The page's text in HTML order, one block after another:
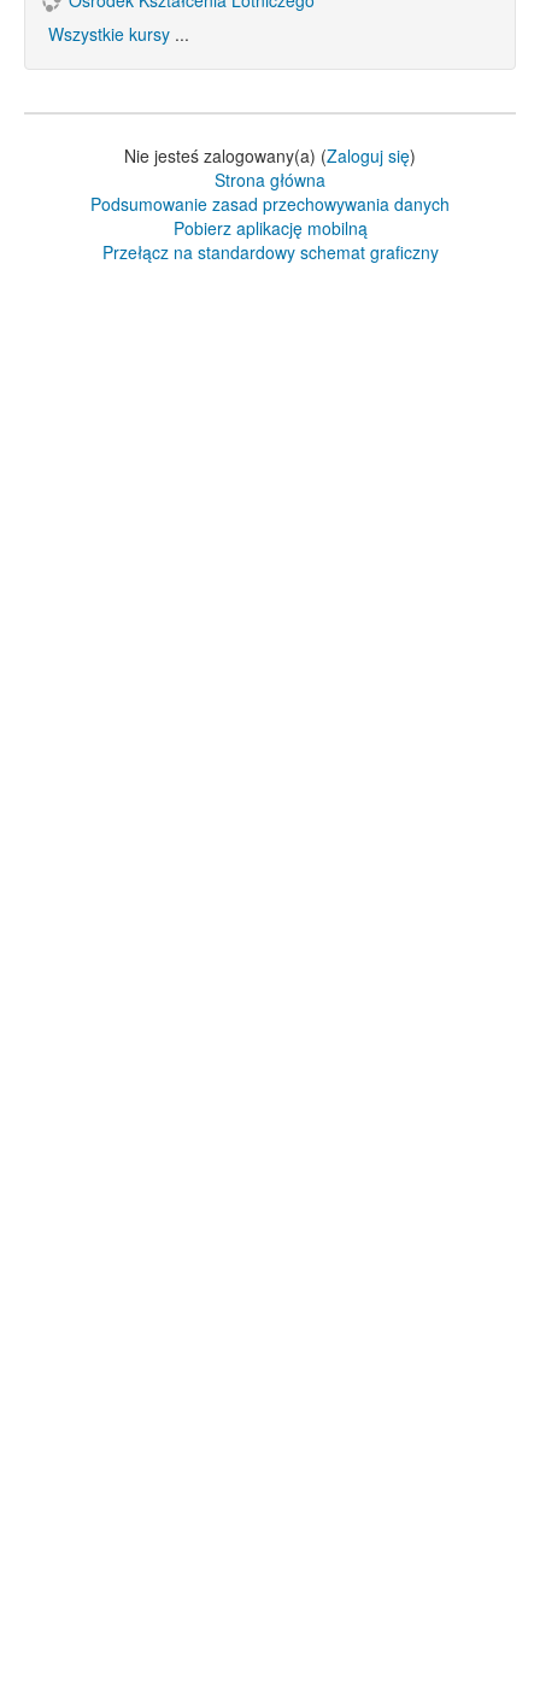
Wszystkie kursy ...
Nie jesteś zalogowany(a) (Zaloguj się)
Strona główna
Podsumowanie zasad przechowywania danych
Pobierz aplikację mobilną
Przełącz na standardowy schemat graficzny